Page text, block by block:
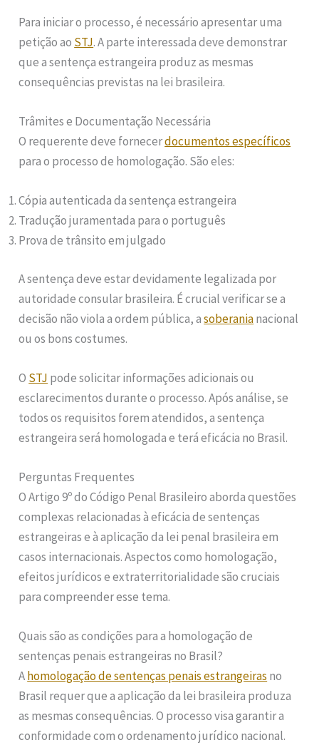
Para iniciar o processo, é necessário apresentar uma
petição ao STJ. A parte interessada deve demonstrar
que a sentença estrangeira produz as mesmas
consequências previstas na lei brasileira.
Trâmites e Documentação Necessária
O requerente deve fornecerdocumentos específicos
para o processo de homologação. São eles:
Cópia autenticada da sentença estrangeira
Tradução juramentada para o português
Prova de trânsito em julgado
A sentença deve estar devidamente legalizada por
autoridade consular brasileira. É crucial verificar se a
decisão não viola a ordem pública, asoberanianacional
ou os bons costumes.
O STJ pode solicitar informações adicionais ou
esclarecimentos durante o processo. Após análise, se
todos os requisitos forem atendidos, a sentença
estrangeira será homologada e terá eficácia no Brasil.
Perguntas Frequentes
O Artigo 9º do Código Penal Brasileiro aborda questões
complexas relacionadas à eficácia de sentenças
estrangeiras e à aplicação da lei penal brasileira em
casos internacionais. Aspectos como homologação,
efeitos jurídicos e extraterritorialidade são cruciais
para compreender esse tema.
Quais são as condições para a homologação de
sentenças penais estrangeiras no Brasil?
Ahomologação de sentenças penais estrangeiras no
Brasil requer que a aplicação da lei brasileira produza
as mesmas consequências. O processo visa garantir a
conformidade com o ordenamento jurídico nacional.